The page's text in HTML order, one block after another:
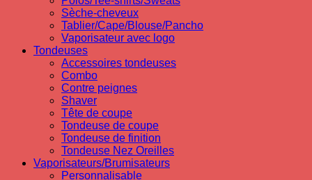
Sèche-cheveux
Tablier/Cape/Blouse/Pancho
Vaporisateur avec logo
Tondeuses
Accessoires tondeuses
Combo
Contre peignes
Shaver
Tête de coupe
Tondeuse de coupe
Tondeuse de finition
Tondeuse Nez Oreilles
Vaporisateurs/Brumisateurs
Personnalisable